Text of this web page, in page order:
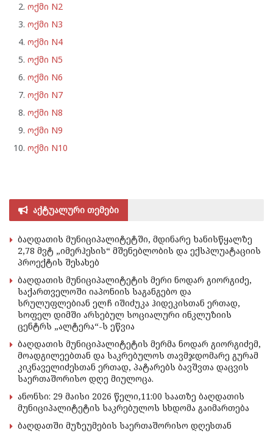
ოქმი N2
ოქმი N3
ოქმი N4
ოქმი N5
ოქმი N6
ოქმი N7
ოქმი N8
ოქმი N9
ოქმი N10
აქტუალური თემები
ბაღდათის მუნიციპალიტეტში, მდინარე ხანისწყალზე
2,78 მვტ „იმერჰესის“ მშენებლობის და ექსპლუატაციის
პროექტის შესახებ
ბაღდათის მუნიციპალიტეტის მერი ნოდარ გიორგიძე,
საქართველოში იაპონიის საგანგებო და
სრულუფლებიან ელჩ იშიძუკა ჰიდეკისთან ერთად,
სოფელ დიმში არსებულ სოციალური ინკლუზიის
ცენტრს „ალტერა“-ს ეწვია
ბაღდათის მუნიციპალიტეტის მერმა ნოდარ გიორგიძემ,
მოადგილეებთან და საკრებულოს თავმჯდომარე გურამ
კიკნაველიძესთან ერთად, პატარებს ბავშვთა დაცვის
საერთაშორისო დღე მიულოცა.
ანონსი: 29 მაისი 2026 წელი,11:00 საათზე ბაღდათის
მუნიციპალიტეტის საკრებულოს სხდომა გაიმართება
ბაღდათში მუზეუმების საერთაშორისო დღესთან